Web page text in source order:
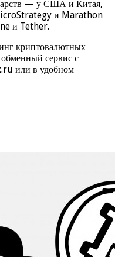
— у США и Китая,
и Marathon
и Tether.
криптовалютных
сервис с
или в удобном